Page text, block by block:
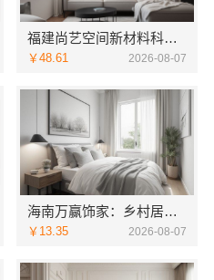
福建尚艺空间新材料科技有限公司新房家庭装修硬装施工服务
￥48.61 2026-08-07
海南万赢饰家：乡村居室水电规整标准化施工
￥13.35 2026-08-07